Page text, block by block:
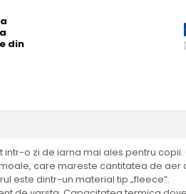
din
o zi de iarna mai ales pentru
care mareste cantitatea de
este dintr-un material tip „fleece”.